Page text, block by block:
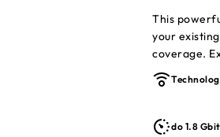
This
your
coverage.
your home
do 1.8